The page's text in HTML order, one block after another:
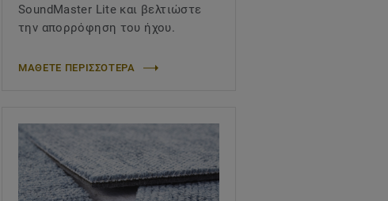
SoundMaster Lite και βελτιώστε
την απορρόφηση του ήχου.
ΜΑΘΕΤΕ ΠΕΡΙΣΣΟΤΕΡΑ